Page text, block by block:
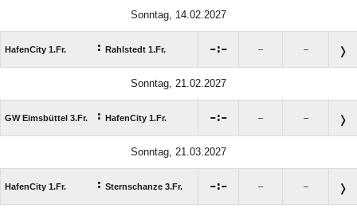
Sonntag, 14.02.2027
HafenCity 1.Fr. : Rahlstedt 1.Fr. : – –
Sonntag, 21.02.2027
GW Eimsbüttel 3.Fr. : HafenCity 1.Fr. : – –
Sonntag, 21.03.2027
HafenCity 1.Fr. : Sternschanze 3.Fr. : – –